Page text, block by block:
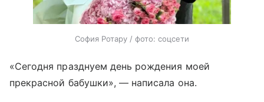
София Ротару / фото: соцсети
«Сегодня празднуем день рождения моей
прекрасной бабушки», — написала она.